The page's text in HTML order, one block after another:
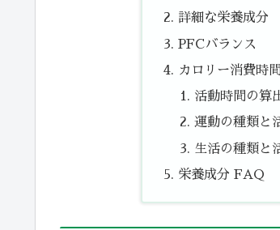
詳細な栄養成分
PFCバランス
カロリー消費時間
活動時間の算
運動の種類と
生活の種類と
栄養成分 FAQ